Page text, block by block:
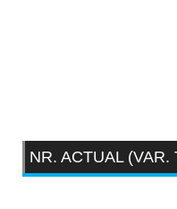
NR. ACTUAL (VAR.